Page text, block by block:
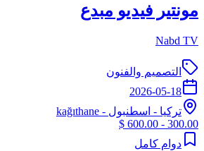
مونتير فيديو مبدع
Nabd TV
التصميم والفنون
2026-05-18
تركيا - اسطنبول - kağıthane
300.00 - 600.00 $
دوام كامل